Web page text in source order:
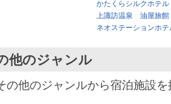
かたくらシルクホテル
上諏訪温泉 油屋旅館
ネオステーションホ
他のジャンル
の他のジャンルから宿泊施設